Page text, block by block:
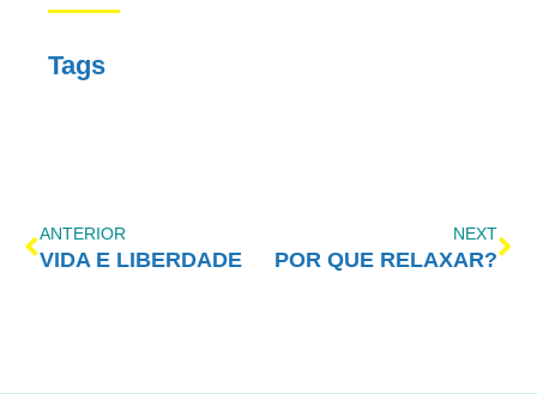
Tags
ANTERIOR
VIDA E LIBERDADE
NEXT
POR QUE RELAXAR?